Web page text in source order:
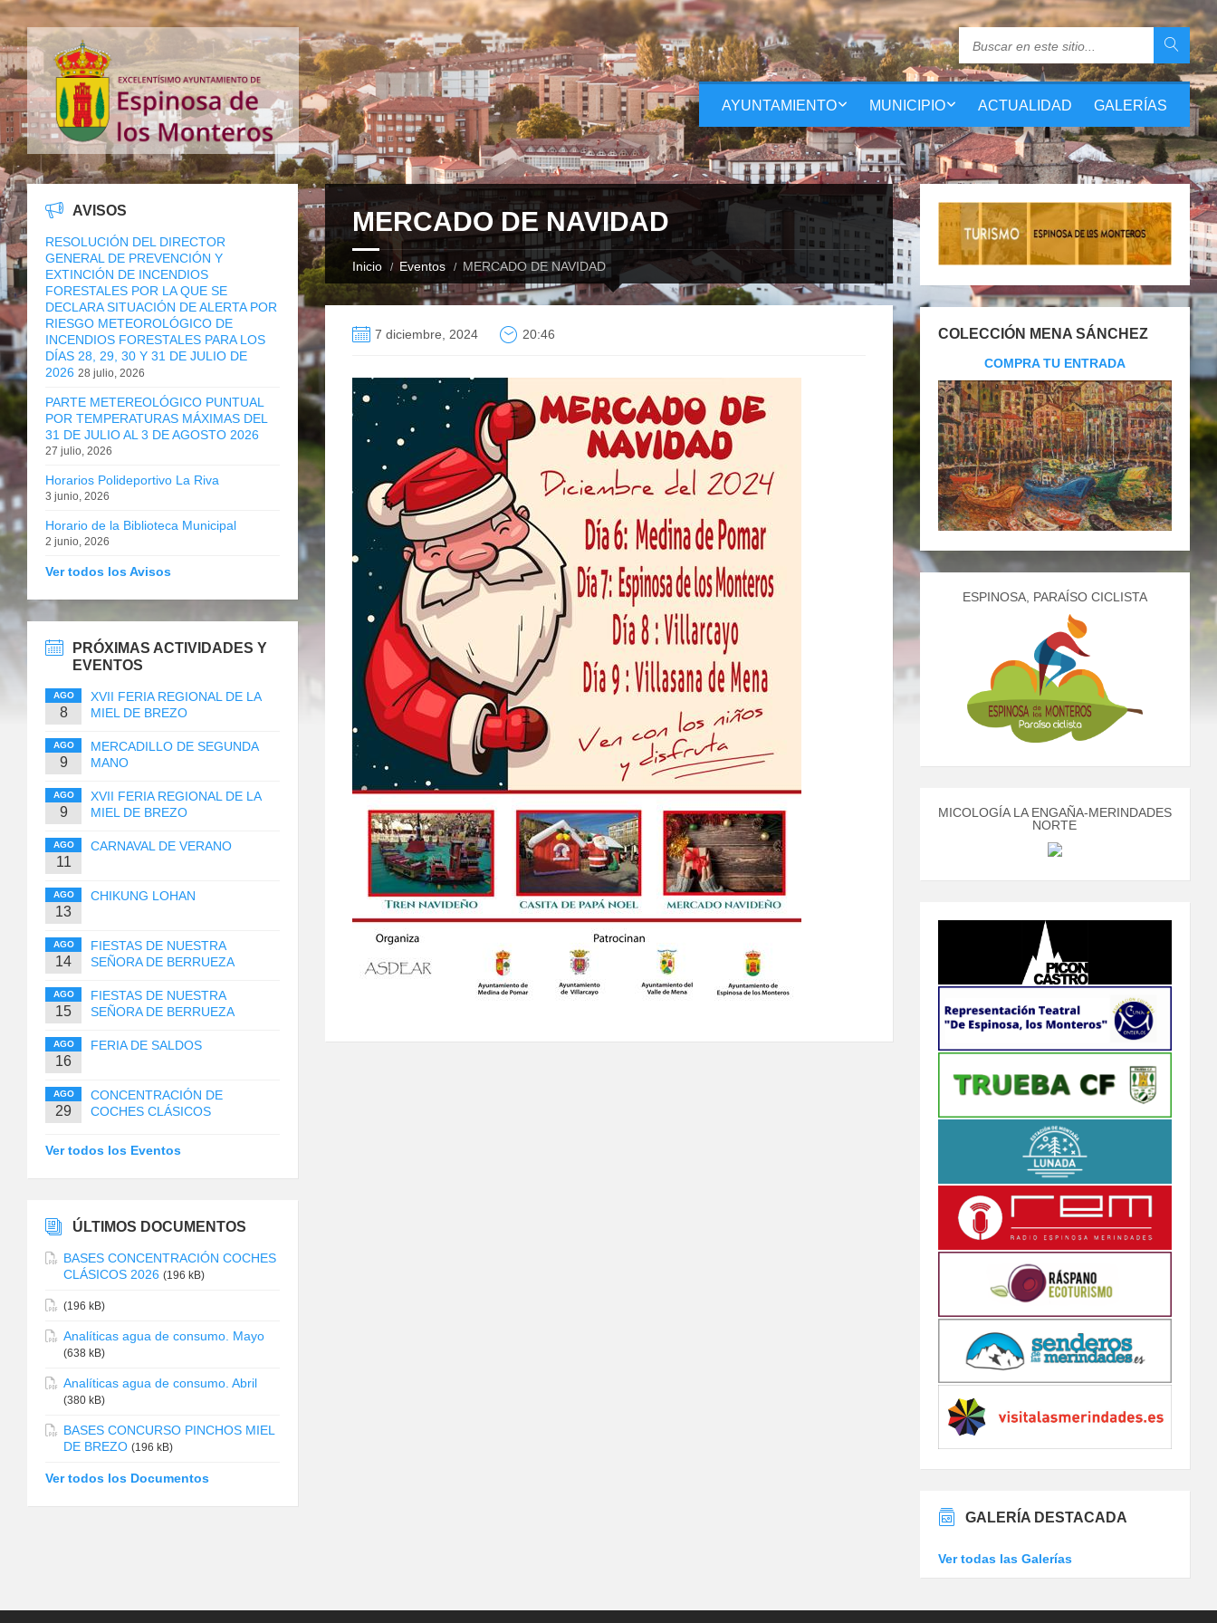
AYUNTAMIENTO MUNICIPIO ACTUALIDAD GALERÍAS
MERCADO DE NAVIDAD
Inicio Eventos MERCADO DE NAVIDAD
7 diciembre, 2024 20:46
AVISOS
RESOLUCIÓN DEL DIRECTOR
GENERAL DE PREVENCIÓN Y
EXTINCIÓN DE INCENDIOS
FORESTALES POR LA QUE SE
DECLARA SITUACIÓN DE ALERTA POR
RIESGO METEOROLÓGICO DE
INCENDIOS FORESTALES PARA LOS
DÍAS 28, 29, 30 Y 31 DE JULIO DE
2026 28 julio, 2026
PARTE METEREOLÓGICO PUNTUAL
POR TEMPERATURAS MÁXIMAS DEL
31 DE JULIO AL 3 DE AGOSTO 2026
27 julio, 2026
Horarios Polideportivo La Riva
3 junio, 2026
Horario de la Biblioteca Municipal
2 junio, 2026
Ver todos los Avisos
PRÓXIMAS ACTIVIDADES Y
EVENTOS
AGO
8
XVII FERIA REGIONAL DE LA
MIEL DE BREZO
AGO
9
MERCADILLO DE SEGUNDA
MANO
AGO
9
XVII FERIA REGIONAL DE LA
MIEL DE BREZO
AGO
11
CARNAVAL DE VERANO
AGO
13
CHIKUNG LOHAN
AGO
14
FIESTAS DE NUESTRA
SEÑORA DE BERRUEZA
AGO
15
FIESTAS DE NUESTRA
SEÑORA DE BERRUEZA
AGO
16
FERIA DE SALDOS
AGO
29
CONCENTRACIÓN DE
COCHES CLÁSICOS
Ver todos los Eventos
ÚLTIMOS DOCUMENTOS
BASES CONCENTRACIÓN COCHES
CLÁSICOS 2026 (196 kB)
(196 kB)
Analíticas agua de consumo. Mayo
(638 kB)
Analíticas agua de consumo. Abril
(380 kB)
BASES CONCURSO PINCHOS MIEL
DE BREZO (196 kB)
Ver todos los Documentos
COLECCIÓN MENA SÁNCHEZ
COMPRA TU ENTRADA
ESPINOSA, PARAÍSO CICLISTA
MICOLOGÍA LA ENGAÑA-MERINDADES
NORTE
GALERÍA DESTACADA
Ver todas las Galerías